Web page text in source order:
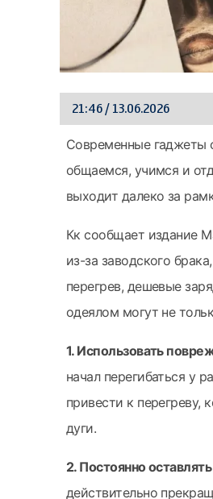
21:46 / 13.06.2026
Современные гаджеты
общаемся, учимся и
выходит далеко за
Кк сообщает издание
из-за заводского
перегрев, дешевые
одеялом могут не
1. Использовать
начал перегибаться у
привести к
дуги.
2. Постоянно
действительно